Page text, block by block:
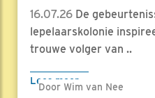
16.07.26 De
lepelaarskolonie
trouwe volger van ..
Lees meer
Door Wim van Nee